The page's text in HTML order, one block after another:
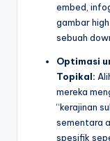
embed,
gambar
sebuah
Optimasi
Topikal:
mereka
“kerajinan
sementara
spesifik